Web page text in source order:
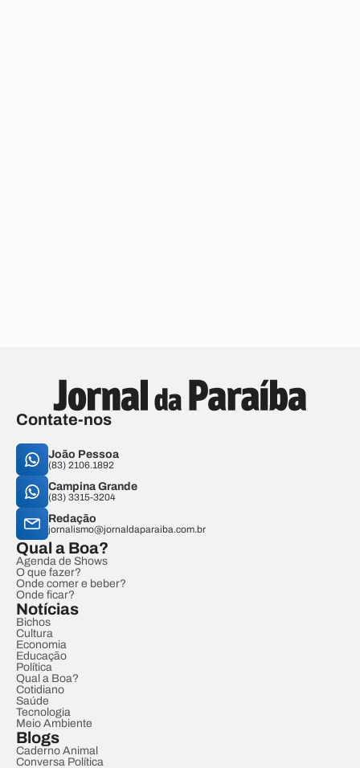
Contate-nos
João Pessoa
(83) 2106.1892
Campina Grande
(83) 3315-3204
Redação
jornalismo@jornaldaparaiba.com.br
Qual a Boa?
Agenda de Shows
O que fazer?
Onde comer e beber?
Onde ficar?
Notícias
Bichos
Cultura
Economia
Educação
Política
Qual a Boa?
Cotidiano
Saúde
Tecnologia
Meio Ambiente
Blogs
Caderno Animal
Conversa Política